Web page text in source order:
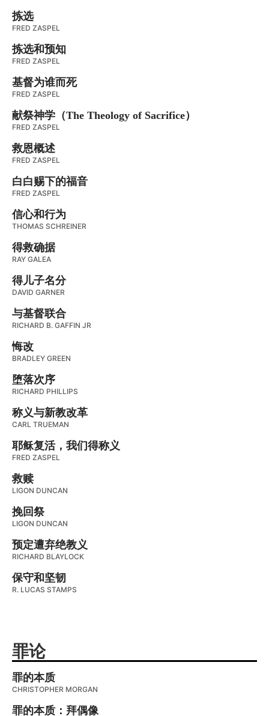
拣选
FRED ZASPEL
拣选和预知
FRED ZASPEL
基督为谁而死
FRED ZASPEL
献祭神学（The Theology of Sacrifice）
FRED ZASPEL
救恩概述
FRED ZASPEL
白白赐下的福音
FRED ZASPEL
信心和行为
THOMAS SCHREINER
得救确据
RAY GALEA
得儿子名分
DAVID GARNER
与基督联合
RICHARD B. GAFFIN JR
悔改
BRADLEY GREEN
堕落次序
RICHARD PHILLIPS
称义与新教改革
CARL TRUEMAN
耶稣复活，我们得称义
FRED ZASPEL
救赎
LIGON DUNCAN
挽回祭
LIGON DUNCAN
预定遭弃绝教义
RICHARD BLAYLOCK
保守和坚韧
R. LUCAS STAMPS
罪论
罪的本质
CHRISTOPHER MORGAN
罪的本质：拜偶像